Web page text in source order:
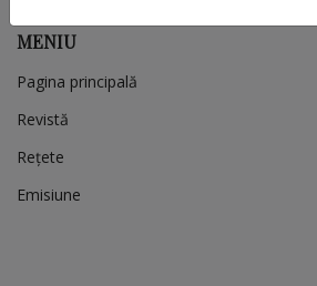
MENIU
Pagina principală
Revistă
Rețete
Emisiune